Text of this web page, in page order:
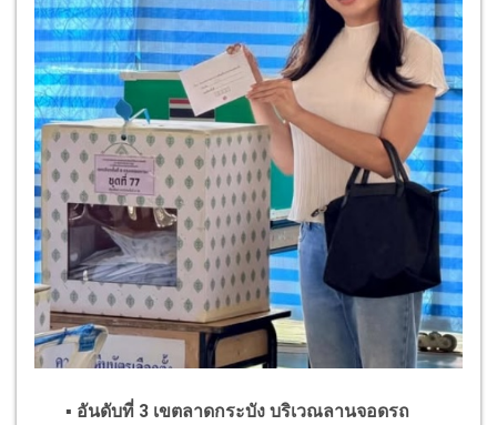
▪ อันดับที่ 3 เขตลาดกระบัง บริเวณลานจอดรถ